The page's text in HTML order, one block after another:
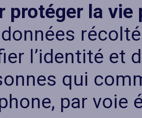
protéger la
l’identité et
qui
par voie